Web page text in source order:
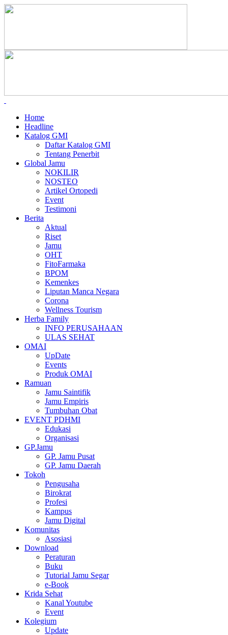
Home
Headline
Katalog GMI
Daftar Katalog GMI
Tentang Penerbit
Global Jamu
NOKILIR
NOSTEO
Artikel Ortopedi
Event
Testimoni
Berita
Aktual
Riset
Jamu
OHT
FitoFarmaka
BPOM
Kemenkes
Liputan Manca Negara
Corona
Wellness Tourism
Herba Family
INFO PERUSAHAAN
ULAS SEHAT
OMAI
UpDate
Events
Produk OMAI
Ramuan
Jamu Saintifik
Jamu Empiris
Tumbuhan Obat
EVENT PDHMI
Edukasi
Organisasi
GP.Jamu
GP. Jamu Pusat
GP. Jamu Daerah
Tokoh
Pengusaha
Birokrat
Profesi
Kampus
Jamu Digital
Komunitas
Asosiasi
Download
Peraturan
Buku
Tutorial Jamu Segar
e-Book
Krida Sehat
Kanal Youtube
Event
Kolegium
Update